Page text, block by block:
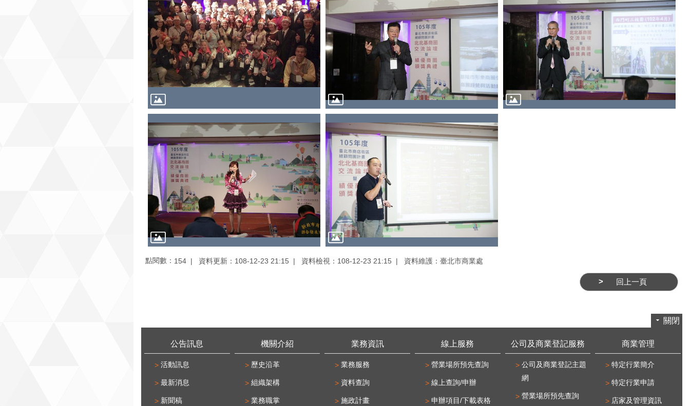
點閱數： 154 資料更新：108-12-23 21:15 資料檢視：108-12-23 21:15 資料維護：臺北市商業處
回上一頁
關閉
公告訊息
活動訊息
最新消息
新聞稿
機關介紹
歷史沿革
組織架構
業務職掌
業務資訊
業務服務
資料查詢
施政計畫
線上服務
營業場所預先查詢
線上查詢/申辦
申辦項目/下載表格
公司及商業登記服務
公司及商業登記主題
網
營業場所預先查詢
商業管理
特定行業簡介
特定行業申請
店家及管理資訊